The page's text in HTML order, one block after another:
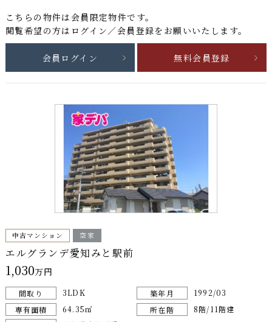
こちらの物件は 会員限定物件です。
閲覧希望の方はログイン／会員登録をお願いいたします。
会員ログイン 無料会員登録
中古マンション 空家
エルグランデ愛知みと駅前
1,030万円
間取り 3LDK 築年月
1992/03
専有面積
64.35㎡ 所在階 8階/11階建